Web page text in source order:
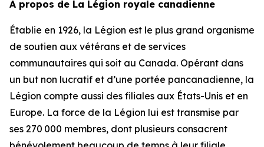
À propos de La Légion royale canadienne
Établie en 1926, la Légion est le plus grand organisme
de soutien aux vétérans et de services
communautaires qui soit au Canada. Opérant dans
un but non lucratif et d’une portée pancanadienne, la
Légion compte aussi des filiales aux États-Unis et en
Europe. La force de la Légion lui est transmise par
ses 270 000 membres, dont plusieurs consacrent